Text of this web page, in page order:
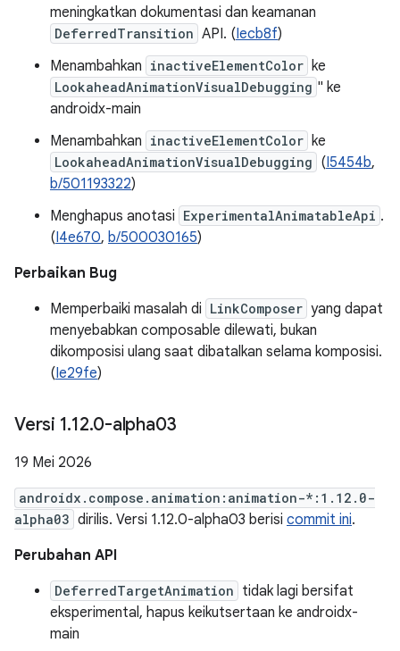
meningkatkan dokumentasi dan keamanan
DeferredTransition API. (Iecb8f)
Menambahkan inactiveElementColor ke
LookaheadAnimationVisualDebugging " ke
androidx-main
Menambahkan inactiveElementColor ke
LookaheadAnimationVisualDebugging (I5454b,
b/501193322)
Menghapus anotasi ExperimentalAnimatableApi .
(I4e670, b/500030165)
Perbaikan Bug
Memperbaiki masalah di LinkComposer yang dapat
menyebabkan composable dilewati, bukan
dikomposisi ulang saat dibatalkan selama komposisi.
(Ie29fe)
Versi 1.12.0-alpha03
19 Mei 2026
androidx.compose.animation:animation-*:1.12.0-
alpha03 dirilis. Versi 1.12.0-alpha03 berisi commit ini.
Perubahan API
DeferredTargetAnimation tidak lagi bersifat
eksperimental, hapus keikutsertaan ke androidx-
main